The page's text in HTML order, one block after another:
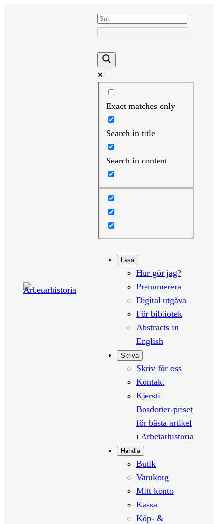
Exact matches only
Search in title
Search in content
Läsa
Hur gör jag?
Prenumerera
Digital utgåva
För bibliotek
Abstracts in
English
Skriva
Skriv för oss
Kontakt
Kjersti
Bosdotter-priset
för bästa artikel
i Arbetarhistoria
Handla
Butik
Varukorg
Mitt konto
Kassa
Köp- &